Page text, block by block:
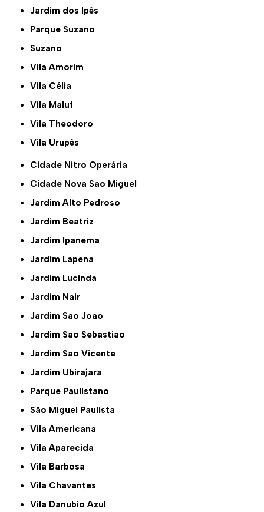
Jardim dos Ipês
Parque Suzano
Suzano
Vila Amorim
Vila Célia
Vila Maluf
Vila Theodoro
Vila Urupês
Cidade Nitro Operária
Cidade Nova São Miguel
Jardim Alto Pedroso
Jardim Beatriz
Jardim Ipanema
Jardim Lapena
Jardim Lucinda
Jardim Nair
Jardim São João
Jardim São Sebastião
Jardim São Vicente
Jardim Ubirajara
Parque Paulistano
São Miguel Paulista
Vila Americana
Vila Aparecida
Vila Barbosa
Vila Chavantes
Vila Danubio Azul